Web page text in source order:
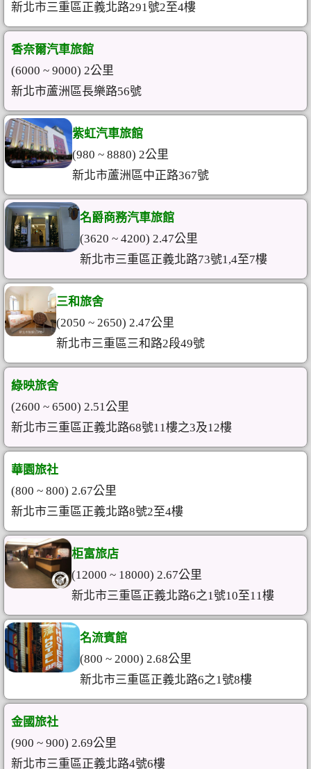
新北市三重區正義北路291號2至4樓
香奈爾汽車旅館
(6000 ~ 9000) 2公里
新北市蘆洲區長樂路56號
紫虹汽車旅館
(980 ~ 8880) 2公里
新北市蘆洲區中正路367號
名爵商務汽車旅館
(3620 ~ 4200) 2.47公里
新北市三重區正義北路73號1,4至7樓
三和旅舍
(2050 ~ 2650) 2.47公里
新北市三重區三和路2段49號
綠映旅舍
(2600 ~ 6500) 2.51公里
新北市三重區正義北路68號11樓之3及12樓
華園旅社
(800 ~ 800) 2.67公里
新北市三重區正義北路8號2至4樓
柜富旅店
(12000 ~ 18000) 2.67公里
新北市三重區正義北路6之1號10至11樓
名流賓館
(800 ~ 2000) 2.68公里
新北市三重區正義北路6之1號8樓
金國旅社
(900 ~ 900) 2.69公里
新北市三重區正義北路4號6樓